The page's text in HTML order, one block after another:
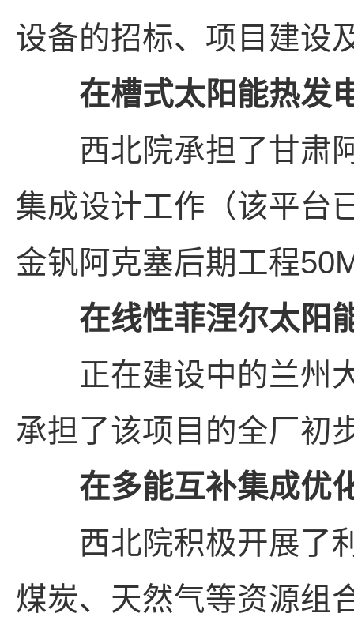
设备的招标、项目建设
在槽式太阳能热发
西北院承担了甘肃阿
集成设计工作（该平台
金钒阿克塞后期工程
在线性菲涅尔太阳
正在建设中的兰州大
承担了该项目的全厂初
在多能互补集成优
西北院积极开展了利
煤炭、天然气等资源组